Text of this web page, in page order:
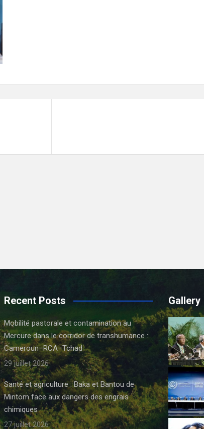
Recent Posts
Mobilité pastorale et contamination au
Mercure dans le corridor de transhumance :
Cameroun–RCA–Tchad
29 juillet 2026
Santé et agriculture : Baka et Bantou de
Mintom face aux dangers des engrais
chimiques
27 juillet 2026
Gallery